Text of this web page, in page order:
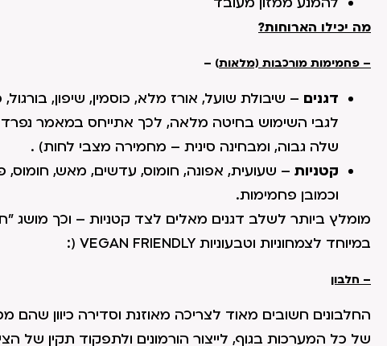
מה יכילו הארוחות?
– פחמימות מורכבות (מלאות) –
דגנים – שיבולת שועל, אורז מלא, כוסמין, שיפון,
לגבי השימוש בחיטה מלאה, לכך אתייחס במאמר
שלה גבוה, ומבחינה סינית – מחמירה מצבי לחות) .
קטניות – שעועית, אפונה, חומוס, עדשים, מאש, חומוס,
וכמובן פחמימות.
במיוחד לצמחוניות וטבעוניות VEGAN FRIENDLY (:
– חלבון
החלבונים חשובים מאוד לצריכה מאוזנת וסדירה כיוון שהם
של כל המערכות בגוף, לייצור הורמונים ולתפקוד תקין של